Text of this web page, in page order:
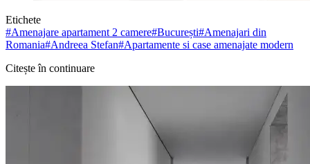
Etichete
#Amenajare apartament 2 camere#București#Amenajari din
Romania#Andreea Stefan#Apartamente si case amenajate modern
Citește în continuare